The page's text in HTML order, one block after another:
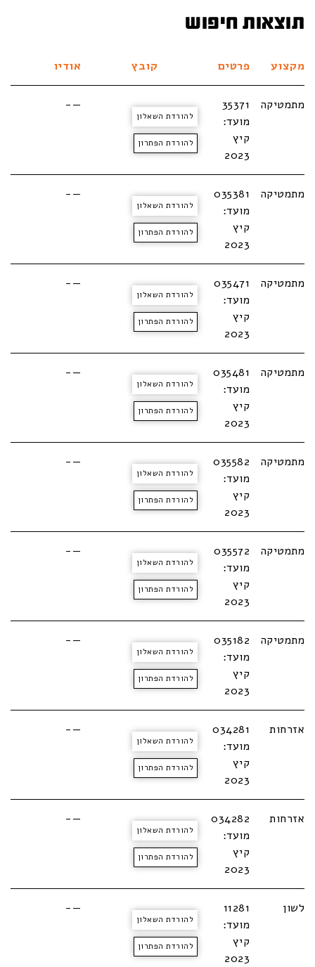
תוצאות חיפוש
מקצוע פרטים קובץ אודיו
מתמטיקה
35371
מועד:
קיץ
2023
להורדת השאלון
להורדת הפתרון
—-
מתמטיקה
035381
מועד:
קיץ
2023
להורדת השאלון
להורדת הפתרון
—-
מתמטיקה
035471
מועד:
קיץ
2023
להורדת השאלון
להורדת הפתרון
—-
מתמטיקה
035481
מועד:
קיץ
2023
להורדת השאלון
להורדת הפתרון
—-
מתמטיקה
035582
מועד:
קיץ
2023
להורדת השאלון
להורדת הפתרון
—-
מתמטיקה
035572
מועד:
קיץ
2023
להורדת השאלון
להורדת הפתרון
—-
מתמטיקה
035182
מועד:
קיץ
2023
להורדת השאלון
להורדת הפתרון
—-
אזרחות
034281
מועד:
קיץ
2023
להורדת השאלון
להורדת הפתרון
—-
אזרחות
034282
מועד:
קיץ
2023
להורדת השאלון
להורדת הפתרון
—-
לשון
11281
מועד:
קיץ
2023
להורדת השאלון
להורדת הפתרון
—-